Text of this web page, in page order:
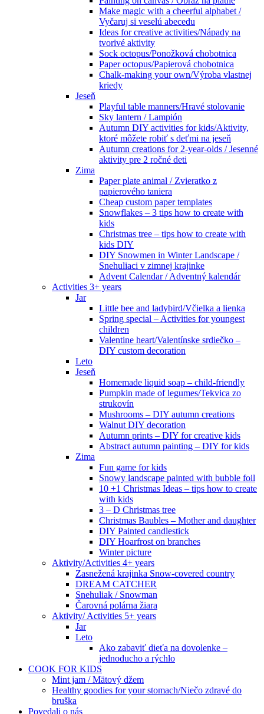
Make magic with a cheerful alphabet /
Vyčaruj si veselú abecedu
Ideas for creative activities/Nápady na
tvorivé aktivity
Sock octopus/Ponožková chobotnica
Paper octopus/Papierová chobotnica
Chalk-making your own/Výroba vlastnej
kriedy
Jeseň
Playful table manners/Hravé stolovanie
Sky lantern / Lampión
Autumn DIY activities for kids/Aktivity,
ktoré môžete robiť s deťmi na jeseň
Autumn creations for 2-year-olds / Jesenné
aktivity pre 2 ročné deti
Zima
Paper plate animal / Zvieratko z
papierového taniera
Cheap custom paper templates
Snowflakes – 3 tips how to create with
kids
Christmas tree – tips how to create with
kids DIY
DIY Snowmen in Winter Landscape /
Snehuliaci v zimnej krajinke
Advent Calendar / Adventný kalendár
Activities 3+ years
Jar
Little bee and ladybird/Včielka a lienka
Spring special – Activities for youngest
children
Valentine heart/Valentínske srdiečko –
DIY custom decoration
Leto
Jeseň
Homemade liquid soap – child-friendly
Pumpkin made of legumes/Tekvica zo
strukovín
Mushrooms – DIY autumn creations
Walnut DIY decoration
Autumn prints – DIY for creative kids
Abstract autumn painting – DIY for kids
Zima
Fun game for kids
Snowy landscape painted with bubble foil
10 +1 Christmas Ideas – tips how to create
with kids
3 – D Christmas tree
Christmas Baubles – Mother and daughter
DIY Painted candlestick
DIY Hoarfrost on branches
Winter picture
Aktivity/Activities 4+ years
Zasnežená krajinka Snow-covered country
DREAM CATCHER
Snehuliak / Snowman
Čarovná polárna žiara
Aktivity/ Activities 5+ years
Jar
Leto
Ako zabaviť dieťa na dovolenke –
jednoducho a rýchlo
COOK FOR KIDS
Mint jam / Mätový džem
Healthy goodies for your stomach/Niečo zdravé do
bruška
Povedali o nás